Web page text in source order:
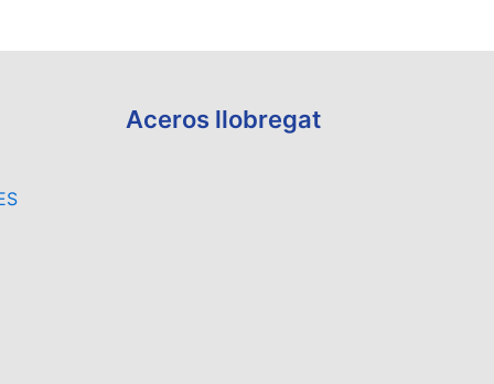
Aceros llobregat